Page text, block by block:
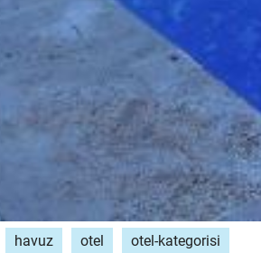
havuz otel otel-kategorisi